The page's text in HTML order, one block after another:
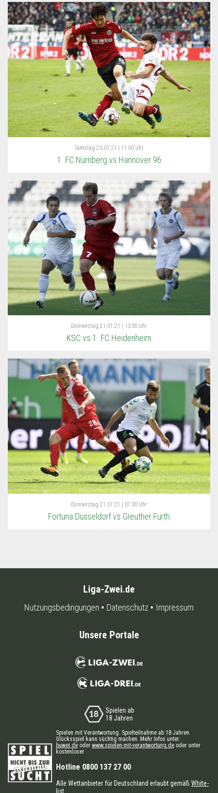
Samstag 23.01.21 | 11:00 Uhr
1. FC Nürnberg vs Hannover 96
Donnerstag 21.01.21 | 13:30 Uhr
KSC vs 1. FC Heidenheim
Donnerstag 21.01.21 | 07:30 Uhr
Fortuna Düsseldorf vs Greuther Fürth
Liga-Zwei.de
Nutzungsbedingungen Datenschutz Impressum
Unsere Portale
Spielen ab
18 Jahren
Spielen mit Verantwortung. Spielteilnahme ab 18 Jahren.
Glücksspiel kann süchtig machen. Mehr Infos unter:
buwei.deoder www.spielen-mit-verantwortung.deoder unter
kostenloser
Hotline 0800 137 27 00
Alle Wettanbieter für Deutschland erlaubt gemäß White-
list